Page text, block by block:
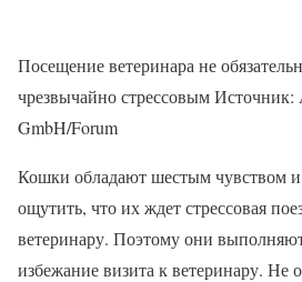
Посещение ветеринара не
чрезвычайно стрессовым Источник:
GmbH/Forum
Кошки обладают шестым чувством
ощутить, что их ждет стрессовая
ветеринару. Поэтому они
избежание визита к ветеринару. Не